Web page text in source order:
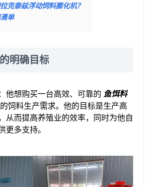
克泰兹浮动饲料膨化机？
单
明确目标
他想购买一台高效、可靠的 鱼饵料
饲料生产需求。他的目标是生产高
从而提高养殖业的效率，同时为他自
更多支持。